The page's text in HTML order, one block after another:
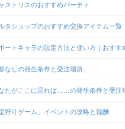
ストリスのおすすめパーティ
タショップのおすすめ交換アイテム一覧
ートキャラの設定方法と使い方｜おすす
なしの発生条件と受注場所
たがここに居れば……の発生条件と受注
星狩りゲーム」イベントの攻略と報酬